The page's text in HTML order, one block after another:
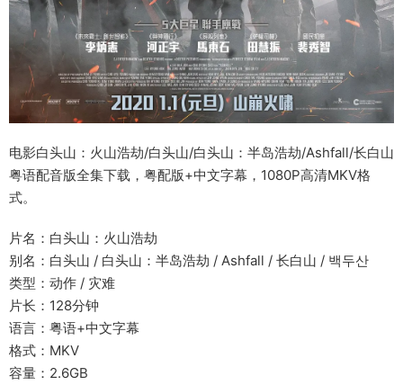
电影白头山：火山浩劫/白头山/白头山：半岛浩劫/Ashfall/长白山
粤语配音版全集下载，粤配版+中文字幕，1080P高清MKV格
式。
片名：白头山：火山浩劫
别名：白头山 / 白头山：半岛浩劫 / Ashfall / 长白山 / 백두산
类型：动作 / 灾难
片长：128分钟
语言：粤语+中文字幕
格式：MKV
容量：2.6GB